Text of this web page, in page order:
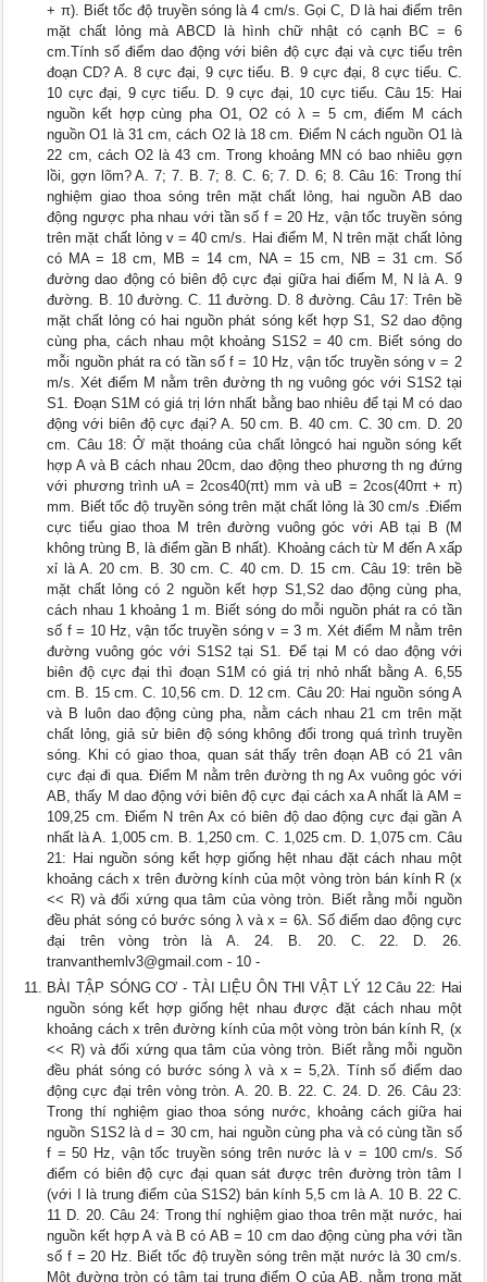
+ π). Biết tốc độ truyền sóng là 4 cm/s. Gọi C, D là hai điểm trên
mặt chất lỏng mà ABCD là hình chữ nhật có cạnh BC = 6
cm.Tính số điểm dao động với biên độ cực đại và cực tiểu trên
đoạn CD? A. 8 cực đại, 9 cực tiểu. B. 9 cực đại, 8 cực tiểu. C.
10 cực đại, 9 cực tiểu. D. 9 cực đại, 10 cực tiểu. Câu 15: Hai
nguồn kết hợp cùng pha O1, O2 có λ = 5 cm, điểm M cách
nguồn O1 là 31 cm, cách O2 là 18 cm. Điểm N cách nguồn O1 là
22 cm, cách O2 là 43 cm. Trong khoảng MN có bao nhiêu gợn
lồi, gợn lõm? A. 7; 7. B. 7; 8. C. 6; 7. D. 6; 8. Câu 16: Trong thí
nghiệm giao thoa sóng trên mặt chất lỏng, hai nguồn AB dao
động ngược pha nhau với tần số f = 20 Hz, vận tốc truyền sóng
trên mặt chất lỏng v = 40 cm/s. Hai điểm M, N trên mặt chất lỏng
có MA = 18 cm, MB = 14 cm, NA = 15 cm, NB = 31 cm. Số
đường dao động có biên độ cực đại giữa hai điểm M, N là A. 9
đường. B. 10 đường. C. 11 đường. D. 8 đường. Câu 17: Trên bề
mặt chất lỏng có hai nguồn phát sóng kết hợp S1, S2 dao động
cùng pha, cách nhau một khoảng S1S2 = 40 cm. Biết sóng do
mỗi nguồn phát ra có tần số f = 10 Hz, vận tốc truyền sóng v = 2
m/s. Xét điểm M nằm trên đường th ng vuông góc với S1S2 tại
S1. Đoạn S1M có giá trị lớn nhất bằng bao nhiêu để tại M có dao
động với biên độ cực đại? A. 50 cm. B. 40 cm. C. 30 cm. D. 20
cm. Câu 18: Ở mặt thoáng của chất lỏngcó hai nguồn sóng kết
hợp A và B cách nhau 20cm, dao động theo phương th ng đứng
với phương trình uA = 2cos40(πt) mm và uB = 2cos(40πt + π)
mm. Biết tốc độ truyền sóng trên mặt chất lỏng là 30 cm/s .Điểm
cực tiểu giao thoa M trên đường vuông góc với AB tại B (M
không trùng B, là điểm gần B nhất). Khoảng cách từ M đến A xấp
xỉ là A. 20 cm. B. 30 cm. C. 40 cm. D. 15 cm. Câu 19: trên bề
mặt chất lỏng có 2 nguồn kết hợp S1,S2 dao động cùng pha,
cách nhau 1 khoảng 1 m. Biết sóng do mỗi nguồn phát ra có tần
số f = 10 Hz, vận tốc truyền sóng v = 3 m. Xét điểm M nằm trên
đường vuông góc với S1S2 tại S1. Để tại M có dao động với
biên độ cực đại thì đoạn S1M có giá trị nhỏ nhất bằng A. 6,55
cm. B. 15 cm. C. 10,56 cm. D. 12 cm. Câu 20: Hai nguồn sóng A
và B luôn dao động cùng pha, nằm cách nhau 21 cm trên mặt
chất lỏng, giả sử biên độ sóng không đổi trong quá trình truyền
sóng. Khi có giao thoa, quan sát thấy trên đoạn AB có 21 vân
cực đại đi qua. Điểm M nằm trên đường th ng Ax vuông góc với
AB, thấy M dao động với biên độ cực đại cách xa A nhất là AM =
109,25 cm. Điểm N trên Ax có biên độ dao động cực đại gần A
nhất là A. 1,005 cm. B. 1,250 cm. C. 1,025 cm. D. 1,075 cm. Câu
21: Hai nguồn sóng kết hợp giống hệt nhau đặt cách nhau một
khoảng cách x trên đường kính của một vòng tròn bán kính R (x
<< R) và đối xứng qua tâm của vòng tròn. Biết rằng mỗi nguồn
đều phát sóng có bước sóng λ và x = 6λ. Số điểm dao động cực
đại trên vòng tròn là A. 24. B. 20. C. 22. D. 26.
tranvanthemlv3@gmail.com - 10 -
BÀI TẬP SÓNG CƠ - TÀI LIỆU ÔN THI VẬT LÝ 12 Câu 22: Hai
nguồn sóng kết hợp giống hệt nhau được đặt cách nhau một
khoảng cách x trên đường kính của một vòng tròn bán kính R, (x
<< R) và đối xứng qua tâm của vòng tròn. Biết rằng mỗi nguồn
đều phát sóng có bước sóng λ và x = 5,2λ. Tính số điểm dao
động cực đại trên vòng tròn. A. 20. B. 22. C. 24. D. 26. Câu 23:
Trong thí nghiệm giao thoa sóng nước, khoảng cách giữa hai
nguồn S1S2 là d = 30 cm, hai nguồn cùng pha và có cùng tần số
f = 50 Hz, vận tốc truyền sóng trên nước là v = 100 cm/s. Số
điểm có biên độ cực đại quan sát được trên đường tròn tâm I
(với I là trung điểm của S1S2) bán kính 5,5 cm là A. 10 B. 22 C.
11 D. 20. Câu 24: Trong thí nghiệm giao thoa trên mặt nước, hai
nguồn kết hợp A và B có AB = 10 cm dao động cùng pha với tần
số f = 20 Hz. Biết tốc độ truyền sóng trên mặt nước là 30 cm/s.
Một đường tròn có tâm tại trung điểm O của AB, nằm trong mặt